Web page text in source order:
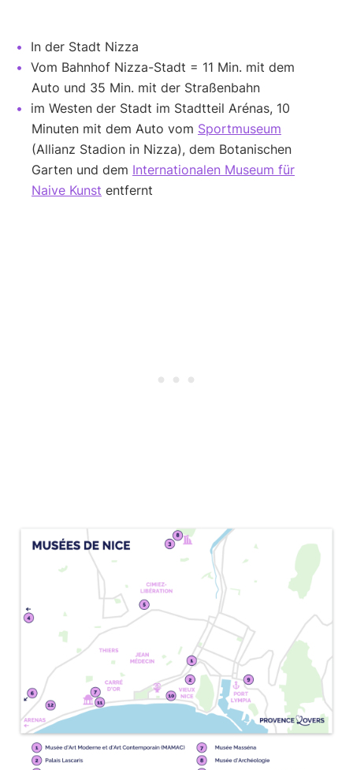
In der Stadt Nizza
Vom Bahnhof Nizza-Stadt = 11 Min. mit dem
Auto und 35 Min. mit der Straßenbahn
im Westen der Stadt im Stadtteil Arénas, 10
Minuten mit dem Auto vom Sportmuseum
(Allianz Stadion in Nizza), dem Botanischen
Garten und dem Internationalen Museum für
Naive Kunst entfernt